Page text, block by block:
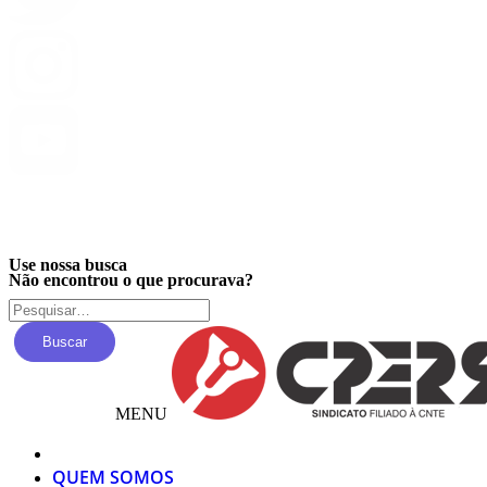
Não encontrou o que procurava?
Use nossa busca
Buscar
MENU
QUEM SOMOS